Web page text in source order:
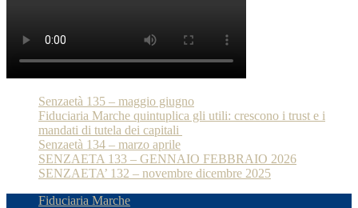
Senzaetà 135 – maggio giugno
Fiduciaria Marche quintuplica gli utili: crescono i trust e i
mandati di tutela dei capitali
Senzaetà 134 – marzo aprile
SENZAETA 133 – GENNAIO FEBBRAIO 2026
SENZAETA’ 132 – novembre dicembre 2025
Fiduciaria Marche